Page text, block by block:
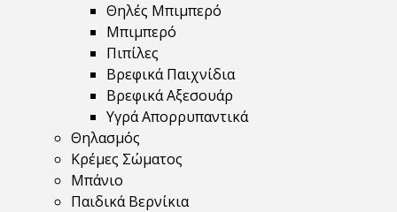
Θηλές Μπιμπερό
Μπιμπερό
Πιπίλες
Βρεφικά Παιχνίδια
Βρεφικά Αξεσουάρ
Υγρά Απορρυπαντικά
Θηλασμός
Κρέμες Σώματος
Μπάνιο
Παιδικά Βερνίκια